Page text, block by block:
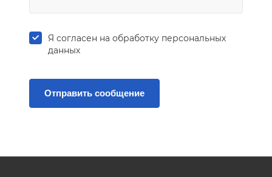
Я согласен на обработку персональных
данных